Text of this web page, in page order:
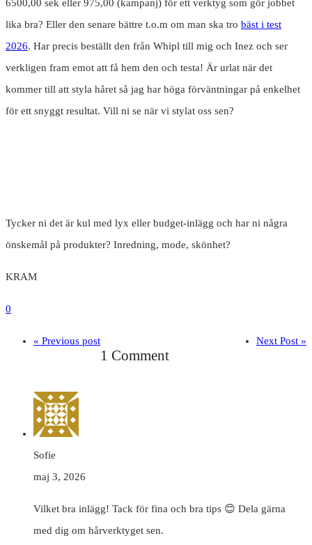
6500,00 sek eller 975,00 (kampanj) för ett verktyg som gör jobbet
lika bra? Eller den senare bättre t.o.m om man ska tro bäst i test
2026. Har precis beställt den från Whipl till mig och Inez och ser
verkligen fram emot att få hem den och testa! Är urlat när det
kommer till att styla håret så jag har höga förväntningar på enkelhet
för ett snyggt resultat. Vill ni se när vi stylat oss sen?
Tycker ni det är kul med lyx eller budget-inlägg och har ni några
önskemål på produkter? Inredning, mode, skönhet?
KRAM
0
« Previous post Next Post »
1 Comment
Sofie
maj 3, 2026
Vilket bra inlägg! Tack för fina och bra tips 😊 Dela gärna
med dig om hårverktyget sen.